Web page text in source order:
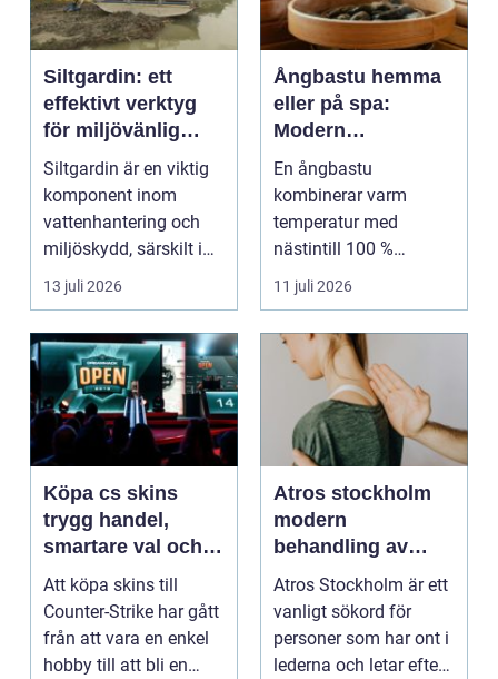
Siltgardin: ett
effektivt verktyg
för miljövänlig
vattenhantering
Siltgardin är en viktig
komponent inom
vattenhantering och
miljöskydd, särskilt i
verksamheter som i...
13 juli 2026
Ångbastu hemma
eller på spa:
Modern
återhämtning med
uråldrig logik
En ångbastu
kombinerar varm
temperatur med
nästintill 100 %
luftfuktighet för att
sk...
11 juli 2026
Köpa cs skins
trygg handel,
smartare val och
bättre affärer
Att köpa skins till
Counter-Strike har gått
från att vara en enkel
hobby till att bli en
Atros stockholm
modern
behandling av
ledbesvär i
huvudstaden
Atros Stockholm är ett
vanligt sökord för
personer som har ont i
lederna och letar efter